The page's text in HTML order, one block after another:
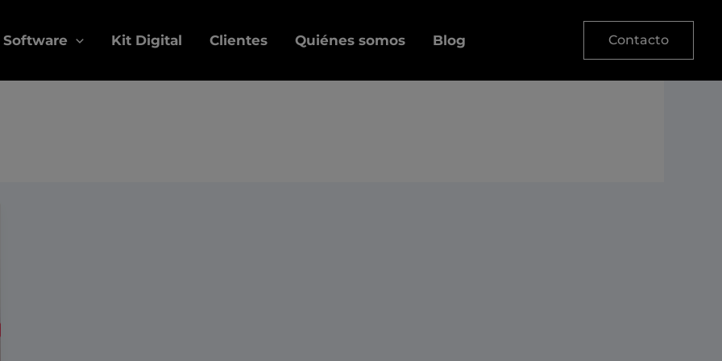
Software Kit Digital Clientes Quiénes somos Blog Contacto